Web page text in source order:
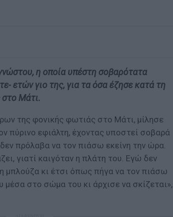
η οποία υπέστη σοβαρότατα
ετών γιο της, για τα όσα έζησε κατά τη
στο Μάτι.
της φονικής φωτιάς στο Μάτι, μίλησε
πύρινο εφιάλτη, έχοντας υποστεί σοβαρά
πρόλαβα να τον πιάσω εκείνη την ώρα.
γιατί καιγόταν η πλάτη του. Εγώ δεν
μπλούζα κι έτσι όπως πήγα να τον πιάσω
στο σώμα του κι άρχισε να σκίζεται»,